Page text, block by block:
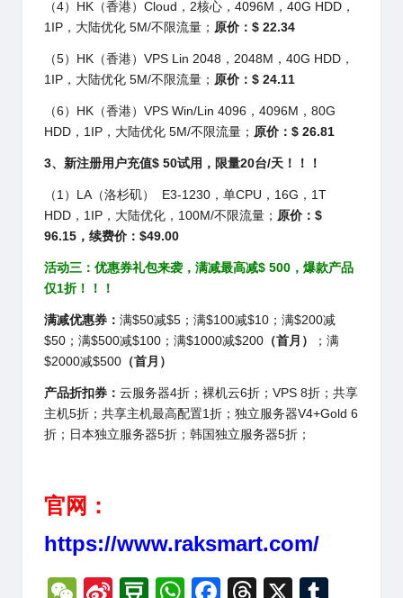
（4）HK（香港）Cloud，2核心，4096M，40G HDD，
1IP，大陆优化 5M/不限流量； 原价：$ 22.34
（5）HK（香港）VPS Lin 2048，2048M，40G HDD，
1IP，大陆优化 5M/不限流量； 原价：$ 24.11
（6）HK（香港）VPS Win/Lin 4096，4096M，80G
HDD，1IP，大陆优化 5M/不限流量； 原价：$ 26.81
3、新注册用户充值$ 50试用，限量20台/天！！！
（1）LA（洛杉矶） E3-1230，单CPU，16G，1T
HDD，1IP，大陆优化，100M/不限流量； 原价：$
96.15，续费价：$49.00
活动三：优惠券礼包来袭，满减最高减$ 500，爆款产品
仅1折！！！
满减优惠券： 满$50减$5；满$100减$10；满$200减
$50；满$500减$100；满$1000减$200 （首月）
；满
$2000减$500 （首月）
产品折扣券： 云服务器4折；裸机云6折；VPS 8折；共享
主机5折；共享主机最高配置1折；独立服务器V4+Gold 6
折；日本独立服务器5折；韩国独立服务器5折；
官网：
https://www.raksmart.com/